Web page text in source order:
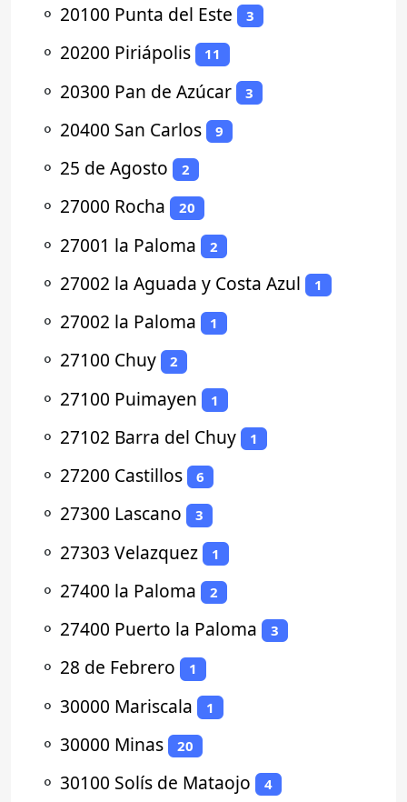
⚬ 20100 Punta del Este 3
⚬ 20200 Piriápolis 11
⚬ 20300 Pan de Azúcar 3
⚬ 20400 San Carlos 9
⚬ 25 de Agosto 2
⚬ 27000 Rocha 20
⚬ 27001 la Paloma 2
⚬ 27002 la Aguada y Costa Azul 1
⚬ 27002 la Paloma 1
⚬ 27100 Chuy 2
⚬ 27100 Puimayen 1
⚬ 27102 Barra del Chuy 1
⚬ 27200 Castillos 6
⚬ 27300 Lascano 3
⚬ 27303 Velazquez 1
⚬ 27400 la Paloma 2
⚬ 27400 Puerto la Paloma 3
⚬ 28 de Febrero 1
⚬ 30000 Mariscala 1
⚬ 30000 Minas 20
⚬ 30100 Solís de Mataojo 4